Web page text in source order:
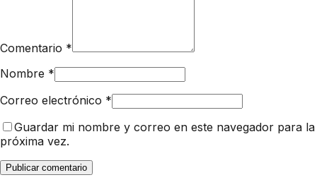
Comentario *
Nombre *
Correo electrónico *
Guardar mi nombre y correo en este navegador para la
próxima vez.